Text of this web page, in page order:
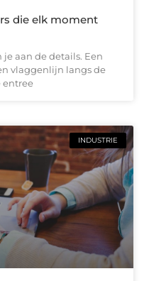
die elk moment
aan de details. Een
vlaggenlijn langs de
entree
INDUSTRIE